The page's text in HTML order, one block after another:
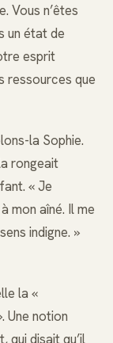
Vous n’êtes
un état de
esprit
ressources que
la Sophie.
rongeait
« Je
mon aîné. Il me
indigne. »
la «
Une notion
qui disait qu’il